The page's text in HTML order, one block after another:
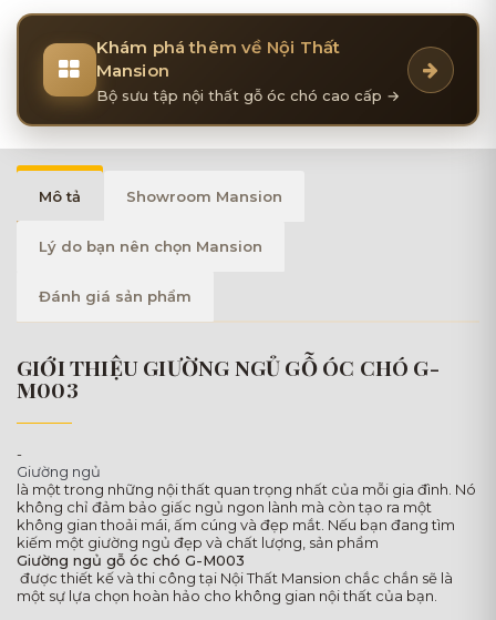
Khám phá thêm về Nội Thất
Mansion
Bộ sưu tập nội thất gỗ óc chó cao cấp →
Mô tả Showroom Mansion
Lý do bạn nên chọn Mansion
Đánh giá sản phẩm
GIỚI THIỆU GIƯỜNG NGỦ GỖ ÓC CHÓ G-
M003
-
Giường ngủ
là một trong những nội thất quan trọng nhất của mỗi gia đình. Nó
không chỉ đảm bảo giấc ngủ ngon lành mà còn tạo ra một
không gian thoải mái, ấm cúng và đẹp mắt. Nếu bạn đang tìm
kiếm một giường ngủ đẹp và chất lượng, sản phẩm
Giường ngủ gỗ óc chó G-M003
được thiết kế và thi công tại Nội Thất Mansion chắc chắn sẽ là
một sự lựa chọn hoàn hảo cho không gian nội thất của bạn.